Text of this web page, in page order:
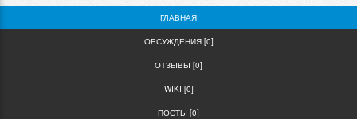
ГЛАВНАЯ
ОБСУЖДЕНИЯ [0]
ОТЗЫВЫ [0]
WIKI [0]
ПОСТЫ [0]